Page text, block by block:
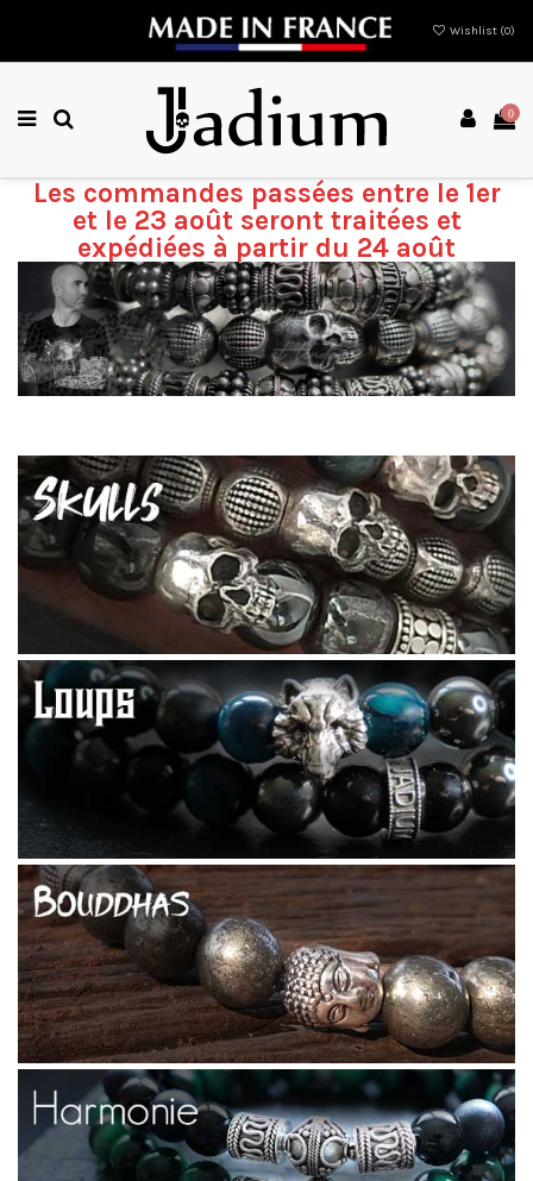
Wishlist (0)
0
Les commandes passées entre le 1er
et le 23 août seront traitées et
expédiées à partir du 24 août